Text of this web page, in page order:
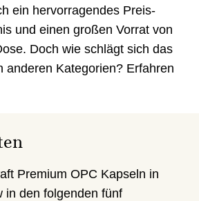
ein hervorragendes Preis-
und einen großen Vorrat von
Doch wie schlägt sich das
anderen Kategorien? Erfahren
Premium OPC Kapseln in
in den folgenden fünf